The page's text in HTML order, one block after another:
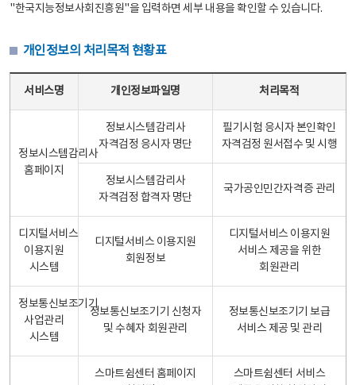
"한국지능정보사회진흥원"을 입력하면 세부 내용을 확인할 수 있습니다.
개인정보의 처리목적 현황표
서비스명 개인정보파일명 처리목적
정보시스템감리사
홈페이지
정보시스템감리사
자격검정 응시자 명단
필기시험 응시자 본인확인
자격검정 원서접수 및 시행
정보시스템감리사
자격검정 합격자 명단
국가공인민간자격증 관리
디지털서비스
이용지원
시스템
디지털서비스 이용지원
회원정보
디지털서비스 이용지원
서비스 제공을 위한
회원관리
정보통신보조기기
사업관리
시스템
정보통신보조기기 신청자
및 수혜자 회원관리
정보통신보조기기 보급
서비스 제공 및 관리
스마트쉼센터 홈페이지
스마트쉼센터 서비스